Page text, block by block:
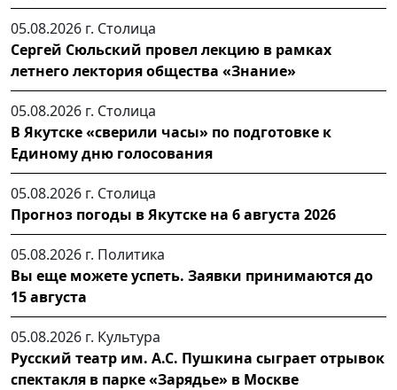
05.08.2026 г. Столица
Сергей Сюльский провел лекцию в рамках
летнего лектория общества «Знание»
05.08.2026 г. Столица
В Якутске «сверили часы» по подготовке к
Единому дню голосования
05.08.2026 г. Столица
Прогноз погоды в Якутске на 6 августа 2026
05.08.2026 г. Политика
Вы еще можете успеть. Заявки принимаются до
15 августа
05.08.2026 г. Культура
Русский театр им. А.С. Пушкина сыграет отрывок
спектакля в парке «Зарядье» в Москве